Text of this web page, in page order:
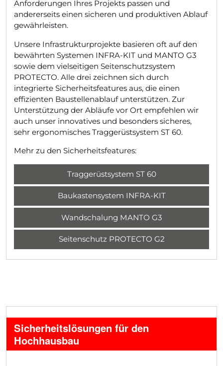
Anforderungen Ihres Projekts passen und
andererseits einen sicheren und produktiven Ablauf
gewährleisten.
Unsere Infrastrukturprojekte basieren oft auf den
bewährten Systemen INFRA-KIT und MANTO G3
sowie dem vielseitigen Seitenschutzsystem
PROTECTO. Alle drei zeichnen sich durch
integrierte Sicherheitsfeatures aus, die einen
effizienten Baustellenablauf unterstützen. Zur
Unterstützung der Abläufe vor Ort empfehlen wir
auch unser innovatives und besonders sicheres,
sehr ergonomisches Traggerüstsystem ST 60.
Mehr zu den Sicherheitsfeatures:
Traggerüstsystem ST 60
Baukastensystem INFRA-KIT
Wandschalung MANTO G3
Seitenschutz PROTECTO G2
Sicherheitslösungen für den
Hochhausbau